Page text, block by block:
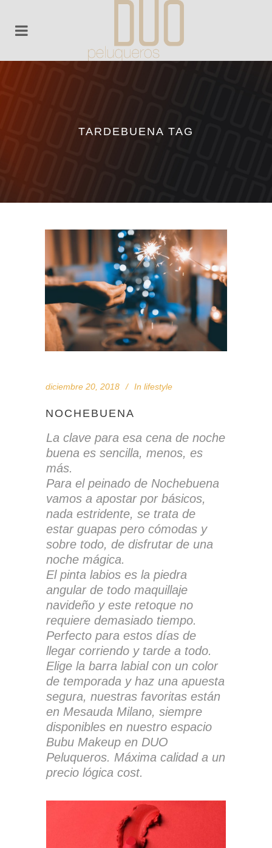
TARDEBUENA TAG
diciembre 20, 2018 In lifestyle
NOCHEBUENA
La clave para esa cena de noche
buena es sencilla, menos, es
más.
Para el peinado de Nochebuena
vamos a apostar por básicos,
nada estridente, se trata de
estar guapas pero cómodas y
sobre todo, de disfrutar de una
noche mágica.
El pinta labios es la piedra
angular de todo maquillaje
navideño y este retoque no
requiere demasiado tiempo.
Perfecto para estos días de
llegar corriendo y tarde a todo.
Elige la barra labial con un color
de temporada y haz una apuesta
segura, nuestras favoritas están
en Mesauda Milano, siempre
disponibles en nuestro espacio
Bubu Makeup en DUO
Peluqueros. Máxima calidad a un
precio lógica cost.